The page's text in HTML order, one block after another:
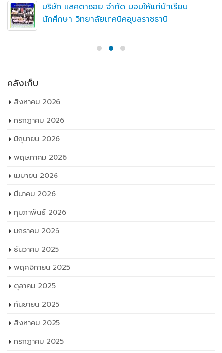
บริษัท แลคตาซอย จำกัด มอบให้แก่นักเรียน
นักศึกษา วิทยาลัยเทคนิคอุบลราชธานี
คลังเก็บ
สิงหาคม 2026
กรกฎาคม 2026
มิถุนายน 2026
พฤษภาคม 2026
เมษายน 2026
มีนาคม 2026
กุมภาพันธ์ 2026
มกราคม 2026
ธันวาคม 2025
พฤศจิกายน 2025
ตุลาคม 2025
กันยายน 2025
สิงหาคม 2025
กรกฎาคม 2025